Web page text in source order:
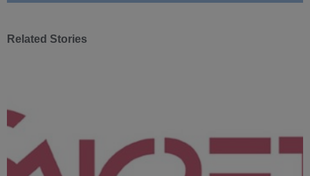
Related Stories